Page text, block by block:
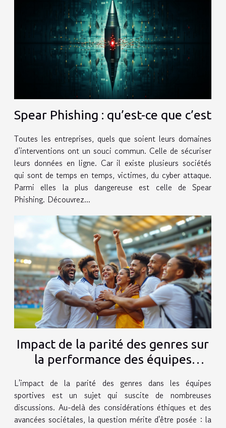
Spear Phishing : qu’est-ce que c’est
Toutes les entreprises, quels que soient leurs domaines
d’interventions ont un souci commun. Celle de sécuriser
leurs données en ligne. Car il existe plusieurs sociétés
qui sont de temps en temps, victimes, du cyber attaque.
Parmi elles la plus dangereuse est celle de Spear
Phishing. Découvrez...
Impact de la parité des genres sur
la performance des équipes
L'impact de la parité des genres dans les équipes
sportives est un sujet qui suscite de nombreuses
discussions. Au-delà des considérations éthiques et des
avancées sociétales, la question mérite d'être posée : la